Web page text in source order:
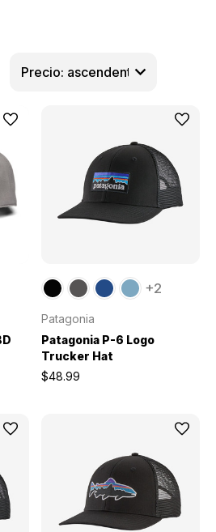
+2
Patagonia
Patagonia P-6 Logo
Trucker Hat
$48.99